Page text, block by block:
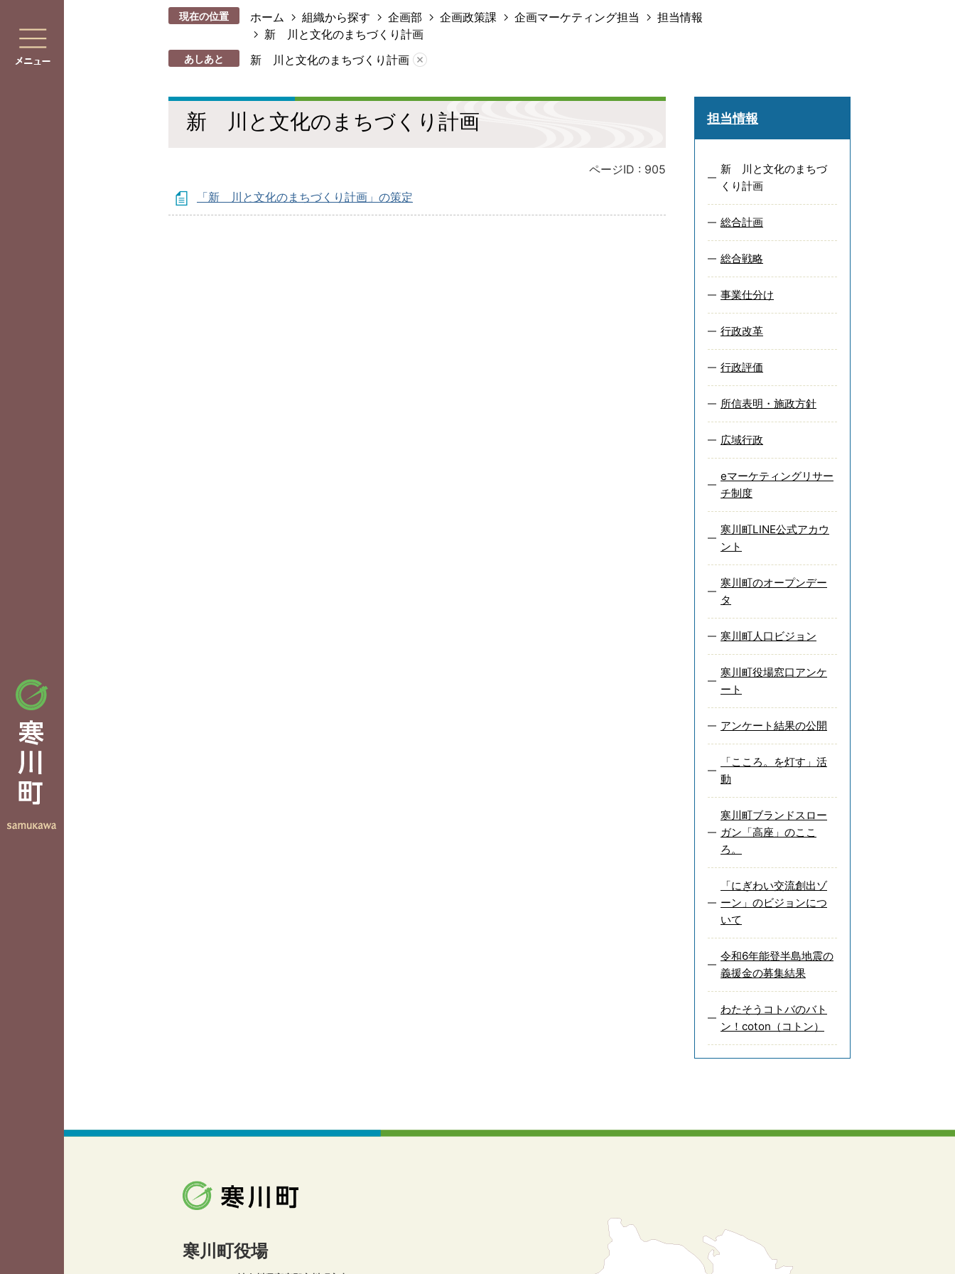
現在の位置 ホーム 組織から探す 企画部 企画政策課 企画マーケティング担当
担当情報
新 川と文化のまちづくり計画
あしあと 新 川と文化のまちづくり計画
新 川と文化のまちづくり計画
ページID : 905
「新 川と文化のまちづくり計画」の策定
担当情報
新 川と文化のまちづ
くり計画
総合計画
総合戦略
事業仕分け
行政改革
行政評価
所信表明・施政方針
広域行政
eマーケティングリサー
チ制度
寒川町LINE公式アカウ
ント
寒川町のオープンデー
タ
寒川町人口ビジョン
寒川町役場窓口アンケ
ート
アンケート結果の公開
「こころ。を灯す」活
動
寒川町ブランドスロー
ガン「高座」のここ
ろ。
「にぎわい交流創出ゾ
ーン」のビジョンにつ
いて
令和6年能登半島地震の
義援金の募集結果
わたそうコトバのバト
ン！coton（コトン）
寒川町役場